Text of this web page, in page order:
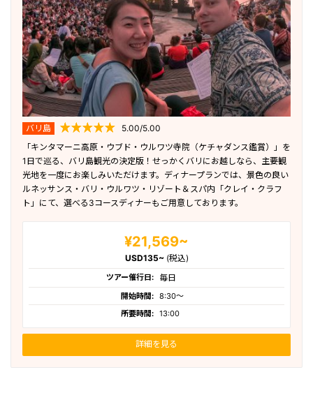
バリ島
5.00/5.00
「キンタマーニ高原・ウブド・ウルワツ寺院（ケチャダンス鑑賞）」を
1日で巡る、バリ島観光の決定版！せっかくバリにお越しなら、主要観
光地を一度にお楽しみいただけます。ディナープランでは、景色の良い
ルネッサンス・バリ・ウルワツ・リゾート＆スパ内「クレイ・クラフ
ト」にて、選べる3コースディナーもご用意しております。
¥21,569~
USD135~ (税込)
ツアー催行日: 毎日
開始時間: 8:30〜
所要時間: 13:00
詳細を見る